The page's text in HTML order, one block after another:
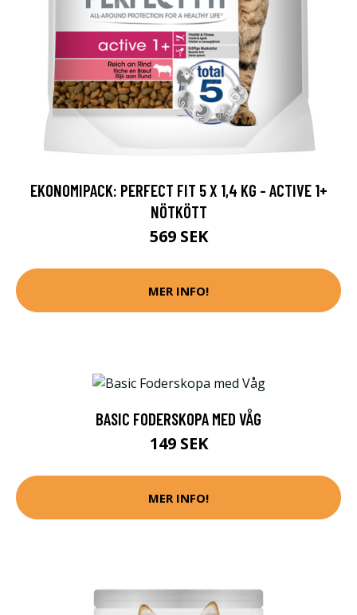
EKONOMIPACK: PERFECT FIT 5 X 1,4 KG - ACTIVE 1+
NÖTKÖTT
569 SEK
MER INFO!
BASIC FODERSKOPA MED VÅG
149 SEK
MER INFO!